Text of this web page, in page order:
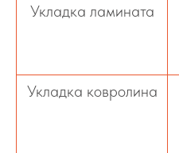
Укладка ламината
Укладка ковролина